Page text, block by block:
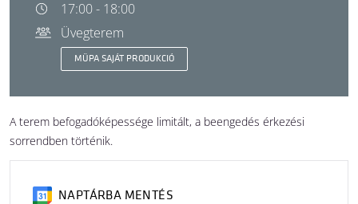
17:00 - 18:00
Üvegterem
MÜPA SAJÁT PRODUKCIÓ
A terem befogadóképessége limitált, a beengedés érkezési
sorrendben történik.
NAPTÁRBA MENTÉS